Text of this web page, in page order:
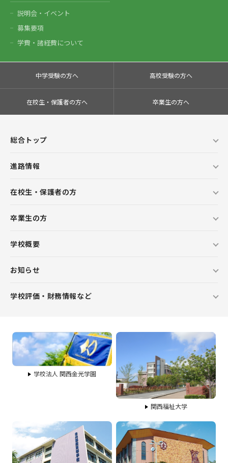
説明会・イベント
募集要項
学費・諸経費について
中学受験の方へ 高校受験の方へ
在校生・保護者の方へ 卒業生の方へ
総合トップ
進路情報
在校生・保護者の方
卒業生の方
学校概要
お知らせ
学校評価・財務情報など
学校法人 関西金光学園
関西福祉大学